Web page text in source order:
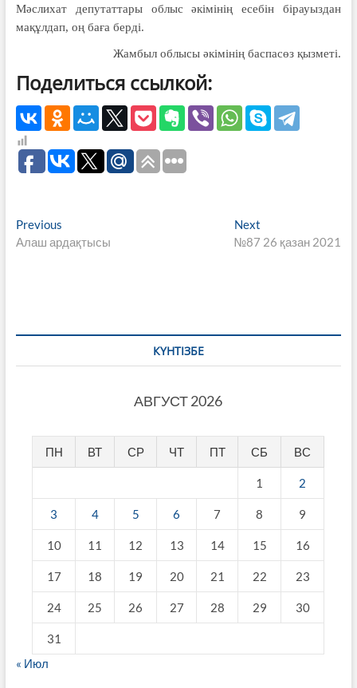
Мәслихат депутаттары облыс әкімінің есебін бірауыздан
мақұлдап, оң баға берді.
Жамбыл облысы әкімінің баспасөз қызметі.
Поделиться ссылкой:
Навигация
по
PreviousPrevious
post:
Алаш ардақтысы
Next
post:
№87 26 қазан 2021
КҮНТІЗБЕ
АВГУСТ 2026
ПН ВТ СР ЧТ ПТ СБ ВС
1 2
3 4 5 6 7 8 9
10 11 12 13 14 15 16
17 18 19 20 21 22 23
24 25 26 27 28 29 30
31
« Июл